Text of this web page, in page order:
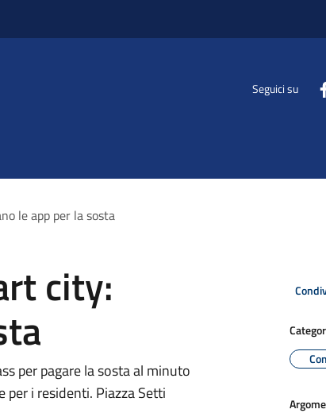
Seguici su
le app per la sosta
city:
per pagare la sosta al minuto
i residenti. Piazza Setti